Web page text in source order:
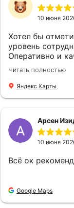
вызывают в
и
Искренне рекомендую
Юрьевну всем,
компетентного
Спасибо вам
работу!!! Также
благодарность
сотрудникам
их слаженную и
10 июня
Хотел бы
уровень
Оперативно и
оформлением
Читать полностью
Яндекс Карты
Арсен
10 июня
Всё ок
Google Maps